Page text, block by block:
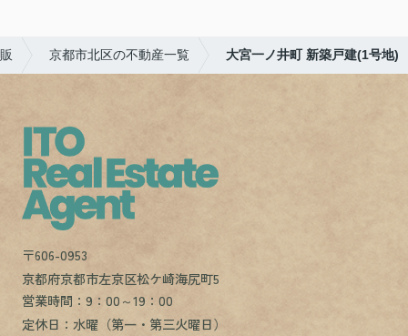
京都市北区の不動産一覧 大宮一ノ井町 新築戸建(1号地)
〒606-0953
京都府京都市左京区松ケ崎海尻町5
営業時間：9：00～19：00
定休日：水曜（第一・第三火曜日）